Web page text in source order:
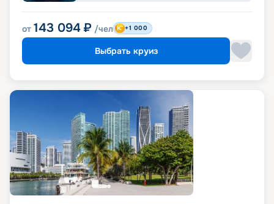
от 143 094 ₽ /чел +1 000
Выбрать круиз